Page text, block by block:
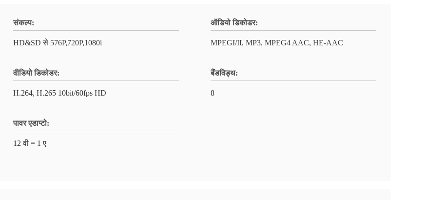
संकल्प:
HD&SD से 576P,720P,1080i
ऑडियो डिकोडर:
MPEGI/II, MP3, MPEG4 AAC, HE-AAC
वीडियो डिकोडर:
H.264, H.265 10bit/60fps HD
बैंडविड्थ:
8
पावर एडाप्टो:
12 वी = 1 ए